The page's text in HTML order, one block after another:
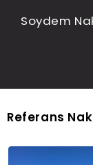
Soydem
Referans